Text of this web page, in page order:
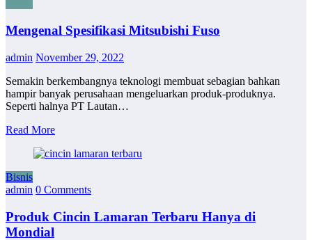
Mengenal Spesifikasi Mitsubishi Fuso
admin November 29, 2022
Semakin berkembangnya teknologi membuat sebagian bahkan
hampir banyak perusahaan mengeluarkan produk-produknya.
Seperti halnya PT Lautan…
Read More
Bisnis
admin 0 Comments
Produk Cincin Lamaran Terbaru Hanya di
Mondial